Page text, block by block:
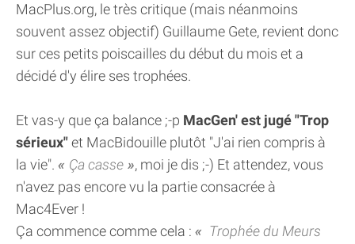
MacPlus.org, le très critique (mais néanmoins
souvent assez objectif) Guillaume Gete, revient donc
sur ces petits poiscailles du début du mois et a
décidé d'y élire ses trophées.
Et vas-y que ça balance ;-p MacGen' est jugé "Trop
sérieux"et MacBidouille plutôt "J'ai rien compris à
la vie".
Ça casse
, moi je dis ;-) Et attendez, vous
n'avez pas encore vu la partie consacrée à
Mac4Ever !
Ça commence comme cela :
Trophée du Meurs